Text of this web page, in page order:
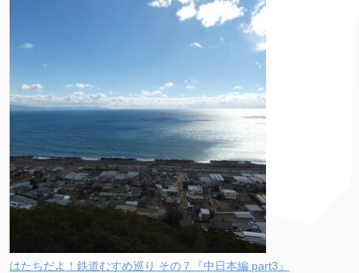
はたちだよ！鉄道むすめ巡り その７『中日本編 part3』